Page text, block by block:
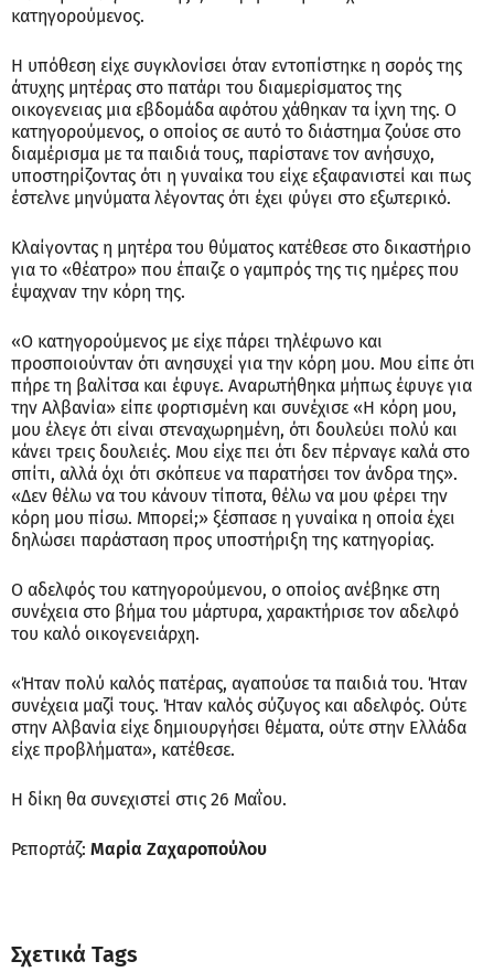
κατηγορούμενος.
Η υπόθεση είχε συγκλονίσει όταν εντοπίστηκε η σορός της
άτυχης μητέρας στο πατάρι του διαμερίσματος της
οικογενειας μια εβδομάδα αφότου χάθηκαν τα ίχνη της. Ο
κατηγορούμενος, ο οποίος σε αυτό το διάστημα ζούσε στο
διαμέρισμα με τα παιδιά τους, παρίστανε τον ανήσυχο,
υποστηρίζοντας ότι η γυναίκα του είχε εξαφανιστεί και πως
έστελνε μηνύματα λέγοντας ότι έχει φύγει στο εξωτερικό.
Κλαίγοντας η μητέρα του θύματος κατέθεσε στο δικαστήριο
για το «θέατρο» που έπαιζε ο γαμπρός της τις ημέρες που
έψαχναν την κόρη της.
«Ο κατηγορούμενος με είχε πάρει τηλέφωνο και
προσποιούνταν ότι ανησυχεί για την κόρη μου. Μου είπε ότι
πήρε τη βαλίτσα και έφυγε. Αναρωτήθηκα μήπως έφυγε για
την Αλβανία» είπε φορτισμένη και συνέχισε «Η κόρη μου,
μου έλεγε ότι είναι στεναχωρημένη, ότι δουλεύει πολύ και
κάνει τρεις δουλειές. Μου είχε πει ότι δεν πέρναγε καλά στο
σπίτι, αλλά όχι ότι σκόπευε να παρατήσει τον άνδρα της».
«Δεν θέλω να του κάνουν τίποτα, θέλω να μου φέρει την
κόρη μου πίσω. Μπορεί;» ξέσπασε η γυναίκα η οποία έχει
δηλώσει παράσταση προς υποστήριξη της κατηγορίας.
Ο αδελφός του κατηγορούμενου, ο οποίος ανέβηκε στη
συνέχεια στο βήμα του μάρτυρα, χαρακτήρισε τον αδελφό
του καλό οικογενειάρχη.
«Ήταν πολύ καλός πατέρας, αγαπούσε τα παιδιά του. Ήταν
συνέχεια μαζί τους. Ήταν καλός σύζυγος και αδελφός. Ούτε
στην Αλβανία είχε δημιουργήσει θέματα, ούτε στην Ελλάδα
είχε προβλήματα», κατέθεσε.
Η δίκη θα συνεχιστεί στις 26 Μαΐου.
Ρεπορτάζ: Μαρία Ζαχαροπούλου
Σχετικά Tags